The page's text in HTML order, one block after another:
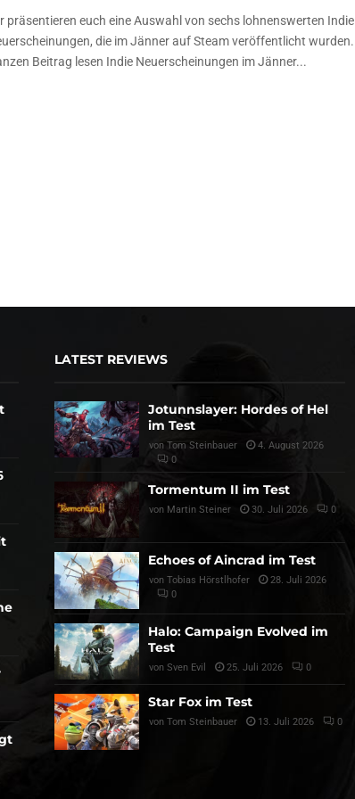
präsentieren euch eine Auswahl von sechs lohnenswerten Indie
die im Jänner auf Steam veröffentlicht wurden.
Beitrag lesen Indie Neuerscheinungen im Jänner...
LATEST REVIEWS
Jotunnslayer: Hordes of Hel
im Test
von Tom Steinbauer
4. August 2026
0
Tormentum II im Test
von Martin Steiner 30. Juli 2026 0
Echoes of Aincrad im Test
von Tobias Hörstlhofer
28. Juli 2026
0
Halo: Campaign Evolved im
Test
von Sven Evil 25. Juli 2026 0
Star Fox im Test
von Tom Steinbauer 13. Juli 2026 0